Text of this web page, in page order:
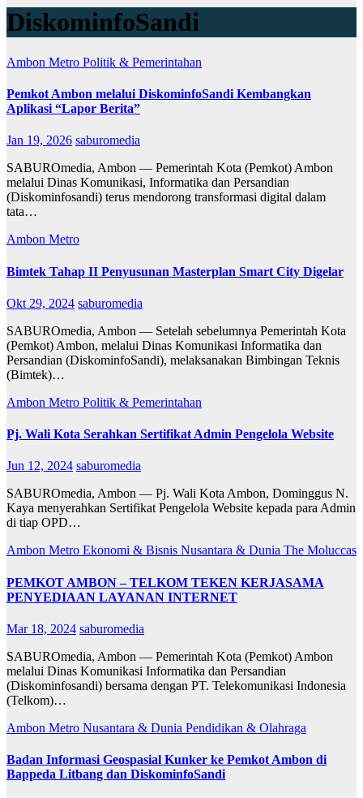
DiskominfoSandi
Ambon Metro Politik & Pemerintahan
Pemkot Ambon melalui DiskominfoSandi Kembangkan
Aplikasi “Lapor Berita”
Jan 19, 2026 saburomedia
SABUROmedia, Ambon — Pemerintah Kota (Pemkot) Ambon
melalui Dinas Komunikasi, Informatika dan Persandian
(Diskominfosandi) terus mendorong transformasi digital dalam
tata…
Ambon Metro
Bimtek Tahap II Penyusunan Masterplan Smart City Digelar
Okt 29, 2024 saburomedia
SABUROmedia, Ambon — Setelah sebelumnya Pemerintah Kota
(Pemkot) Ambon, melalui Dinas Komunikasi Informatika dan
Persandian (DiskominfoSandi), melaksanakan Bimbingan Teknis
(Bimtek)…
Ambon Metro Politik & Pemerintahan
Pj. Wali Kota Serahkan Sertifikat Admin Pengelola Website
Jun 12, 2024 saburomedia
SABUROmedia, Ambon — Pj. Wali Kota Ambon, Dominggus N.
Kaya menyerahkan Sertifikat Pengelola Website kepada para Admin
di tiap OPD…
Ambon Metro Ekonomi & Bisnis Nusantara & Dunia The Moluccas
PEMKOT AMBON – TELKOM TEKEN KERJASAMA
PENYEDIAAN LAYANAN INTERNET
Mar 18, 2024 saburomedia
SABUROmedia, Ambon — Pemerintah Kota (Pemkot) Ambon
melalui Dinas Komunikasi Informatika dan Persandian
(Diskominfosandi) bersama dengan PT. Telekomunikasi Indonesia
(Telkom)…
Ambon Metro Nusantara & Dunia Pendidikan & Olahraga
Badan Informasi Geospasial Kunker ke Pemkot Ambon di
Bappeda Litbang dan DiskominfoSandi